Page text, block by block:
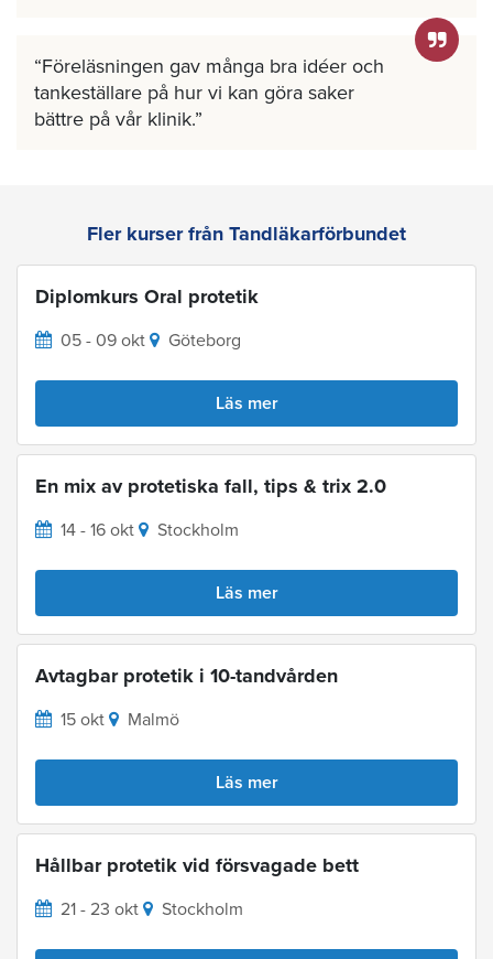
Föreläsningen gav många bra idéer och
tankeställare på hur vi kan göra saker
bättre på vår klinik.
Fler kurser från Tandläkarförbundet
Diplomkurs Oral protetik
05 - 09 okt Göteborg
Läs mer
En mix av protetiska fall, tips & trix 2.0
14 - 16 okt Stockholm
Läs mer
Avtagbar protetik i 10-tandvården
15 okt Malmö
Läs mer
Hållbar protetik vid försvagade bett
21 - 23 okt Stockholm